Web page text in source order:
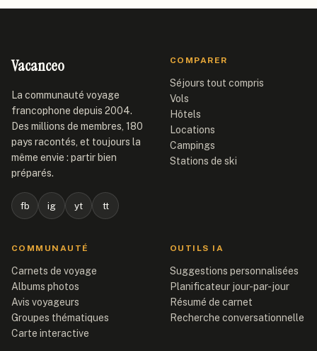
Vacanceo
La communauté voyage
francophone depuis 2004.
Des millions de membres, 180
pays racontés, et toujours la
même envie : partir bien
préparés.
fb ig yt tt
COMPARER
Séjours tout compris
Vols
Hôtels
Locations
Campings
Stations de ski
COMMUNAUTÉ
Carnets de voyage
Albums photos
Avis voyageurs
Groupes thématiques
Carte interactive
OUTILS IA
Suggestions personnalisées
Planificateur jour-par-jour
Résumé de carnet
Recherche conversationnelle